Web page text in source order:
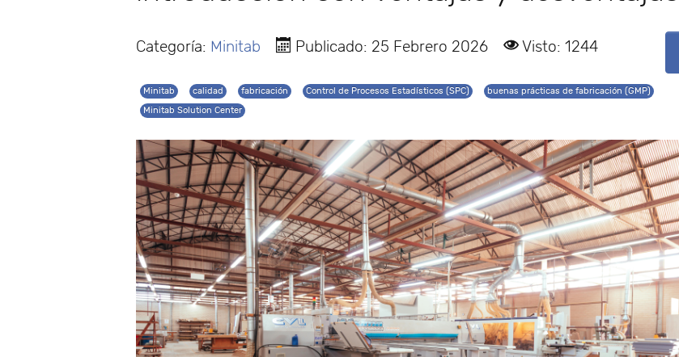
Categoría: Minitab Publicado: 25 Febrero 2026 Visto: 1244
Minitab calidad fabricación Control de Procesos Estadísticos (SPC)
buenas prácticas de fabricación (GMP)
Minitab Solution Center